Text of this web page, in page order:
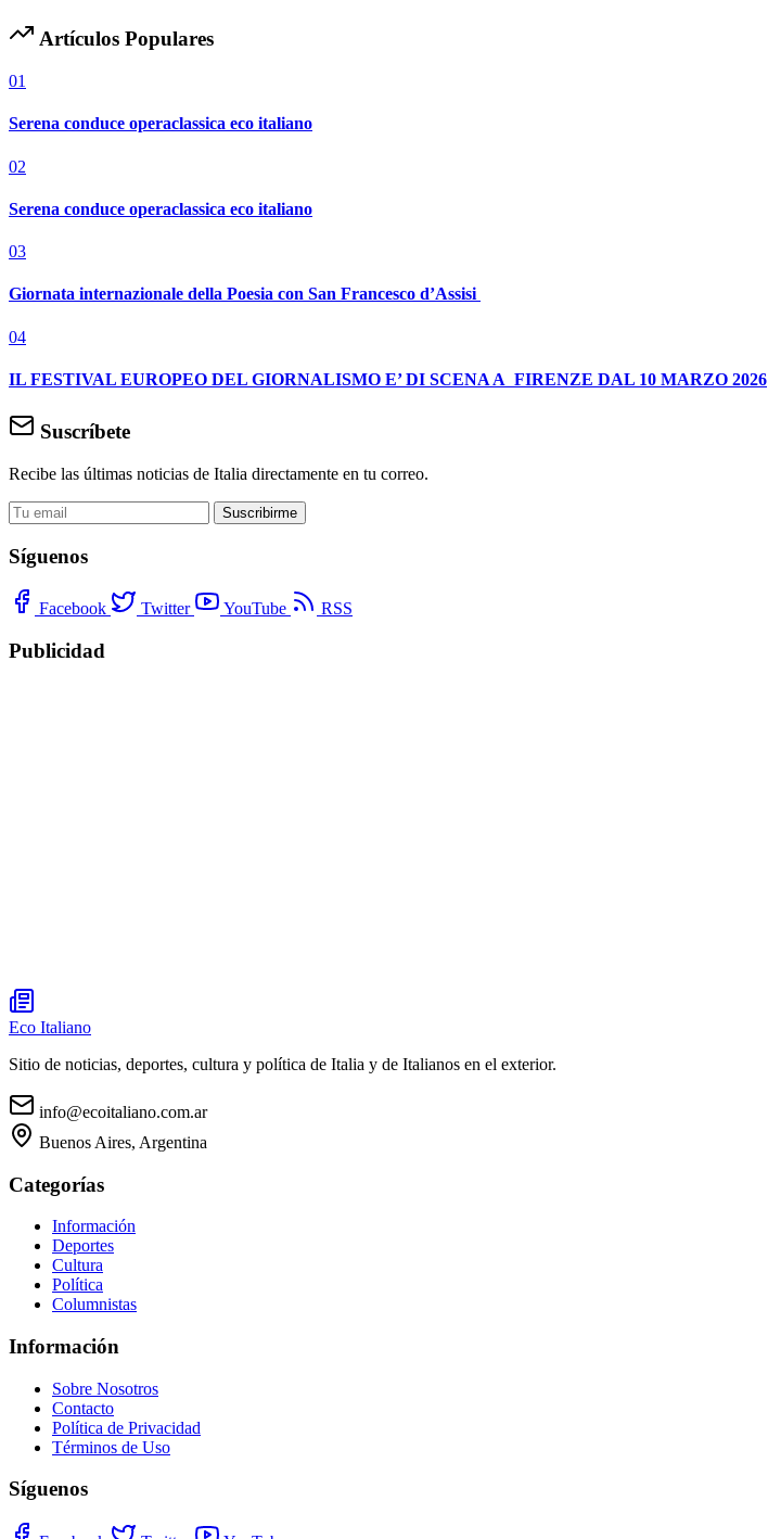
Artículos Populares
01
Serena conduce operaclassica eco italiano
02
Serena conduce operaclassica eco italiano
03
Giornata internazionale della Poesia con San Francesco d’Assisi
04
IL FESTIVAL EUROPEO DEL GIORNALISMO E’ DI SCENA A FIRENZE DAL 10 MARZO 2026
Suscríbete
Recibe las últimas noticias de Italia directamente en tu correo.
Suscribirme
Síguenos
Facebook Twitter YouTube RSS
Publicidad
Eco Italiano
Sitio de noticias, deportes, cultura y política de Italia y de Italianos en el exterior.
info@ecoitaliano.com.ar
Buenos Aires, Argentina
Categorías
Información
Deportes
Cultura
Política
Columnistas
Información
Sobre Nosotros
Contacto
Política de Privacidad
Términos de Uso
Síguenos